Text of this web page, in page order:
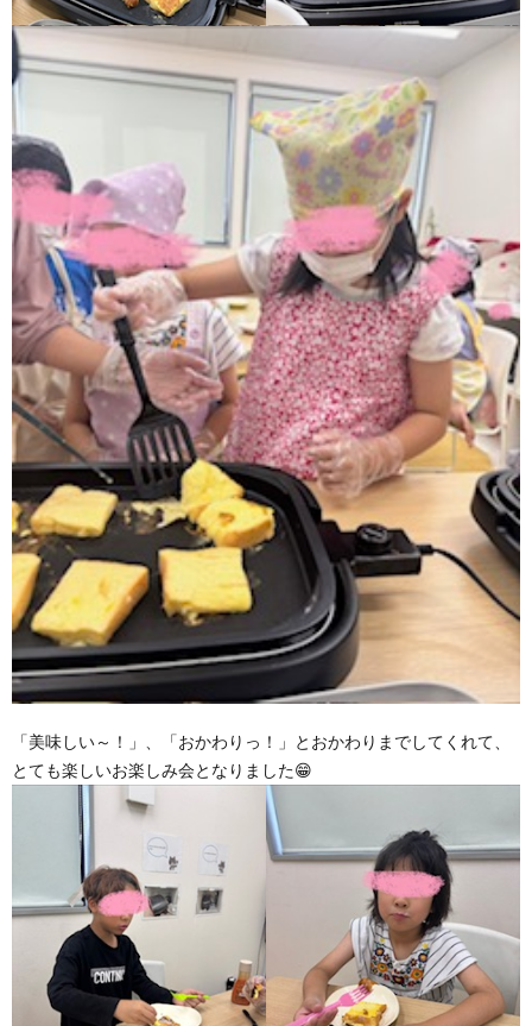
「美味しい～！」、「おかわりっ！」とおかわりまでしてくれて、
とても楽しいお楽しみ会となりました😁